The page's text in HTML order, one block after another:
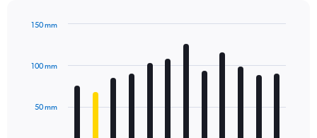
with
12
The
50 mm
100 mm
150 mm